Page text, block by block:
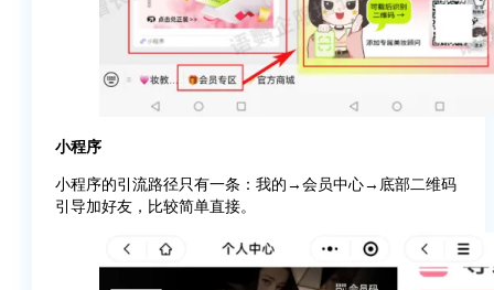
小程序
小程序的引流路径只有一条：我的→会员中心→底部二维码
引导加好友，比较简单直接。